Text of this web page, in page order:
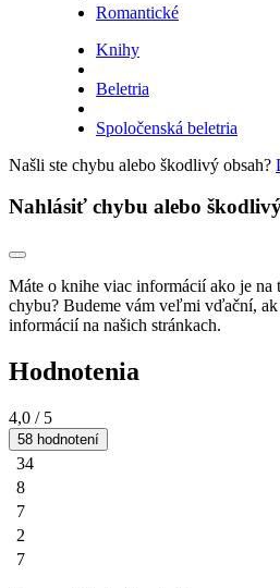
Romantické
Knihy
Beletria
Spoločenská beletria
Našli ste chybu alebo škodlivý obsah?
Nahlásiť chybu alebo
Máte o knihe viac informácií ako je na
chybu? Budeme vám veľmi vďační,
informácií na našich stránkach.
Hodnotenia
4,0 / 5
58 hodnotení
34
8
7
2
7